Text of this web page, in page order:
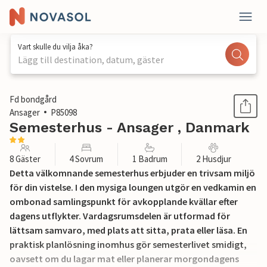
Vart skulle du vilja åka?
Lägg till destination, datum, gäster
1 / 23
Fd bondgård
Ansager
P85098
Semesterhus - Ansager , Danmark
8 Gäster 4 Sovrum 1 Badrum 2 Husdjur
Detta välkomnande semesterhus erbjuder en trivsam miljö
för din vistelse. I den mysiga loungen utgör en vedkamin en
ombonad samlingspunkt för avkopplande kvällar efter
dagens utflykter. Vardagsrumsdelen är utformad för
lättsam samvaro, med plats att sitta, prata eller läsa. En
praktisk planlösning inomhus gör semesterlivet smidigt,
oavsett om du lagar mat eller planerar morgondagens